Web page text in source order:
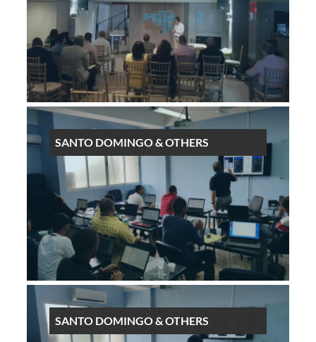
SANTO DOMINGO & OTHERS
SANTO DOMINGO & OTHERS